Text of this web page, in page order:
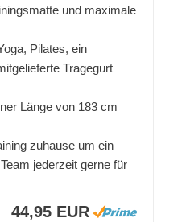
und maximale
Pilates, ein
Tragegurt
Länge von 183 cm
zuhause um ein
jederzeit gerne für
44,95 EUR